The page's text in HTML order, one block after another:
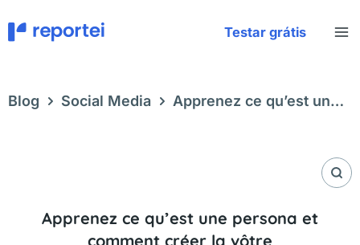
au
contenu
Testar grátis
Blog Social Media
Apprenez ce qu’est une
Apprenez ce qu’est une persona et
comment créer la vôtre